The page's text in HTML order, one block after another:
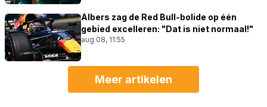
Albers zag de Red Bull-bolide op één
gebied excelleren: "Dat is niet normaal!"
aug 08, 11:55
Meer artikelen